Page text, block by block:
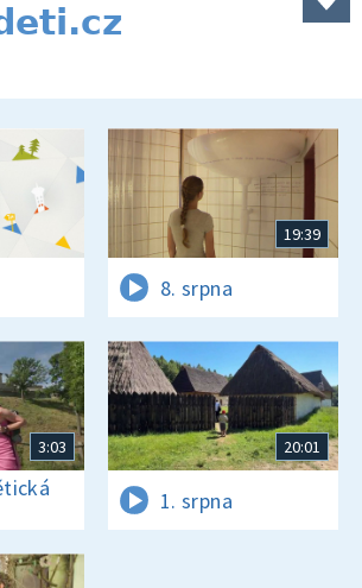
19:39
8. srpna
3:03 20:01
1. srpna